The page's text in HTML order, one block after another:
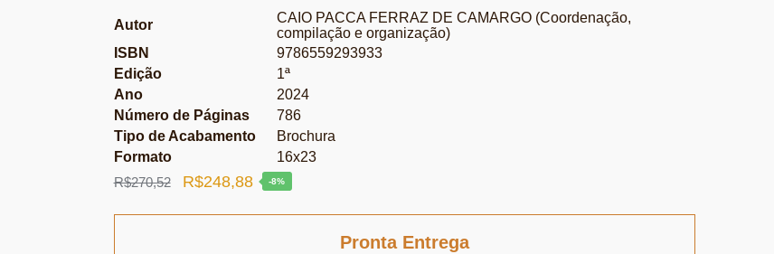
Autor
CAIO PACCA FERRAZ DE CAMARGO (Coordenação,
compilação e organização)
ISBN
9786559293933
Edição
1ª
Ano
2024
Número de Páginas
786
Tipo de Acabamento
Brochura
Formato
16x23
R$270,52
O
R$248,88O
-8%
Pronta Entrega